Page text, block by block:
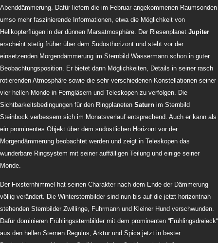
Abenddämmerung. Dafür liefern die im Februar angekommenen Raumsonden
umso mehr faszinierende Informationen, etwa die Möglichkeit von
Helikopterflügen in der dünnen Marsatmosphäre. Der Riesenplanet Jupiter
erscheint stetig früher über dem Südosthorizont und steht vor der
einsetzenden Morgendämmerung im Sternbild Wassermann schon in guter
Beobachtungsposition. Er bietet dann Möglichkeiten, Details in seiner rasch
rotierenden Atmosphäre sowie die sehr verschiedenen Konstellationen seiner
vier hellen Monde in Ferngläsern und Teleskopen zu verfolgen. Die
Sichtbarkeitsbedingungen für den Ringplaneten Saturn im Sternbild
Steinbock verbessern sich im Monatsverlauf entsprechend. Auch er kann als
ein prominentes Objekt über dem südöstlichen Horizont vor der
Morgendämmerung beobachtet werden und zeigt in Teleskopen das
wunderbare Ringsystem mit seiner auffälligen Teilung und einige seiner
Monde.
Der Fixsternhimmel hat seinen Charakter nach dem Ende der Dämmerung
völlig verändert. Die Wintersternbilder sind nun bis auf die jetzt horizontnah
stehenden Sternbilder Zwillinge, Fuhrmann und Kleiner Hund verschwunden.
Dafür dominieren Frühlingssternbilder mit dem prominenten “Frühlingsdreieck“
aus den hellen Sternen Regulus, Arktur und Spica jetzt in bester